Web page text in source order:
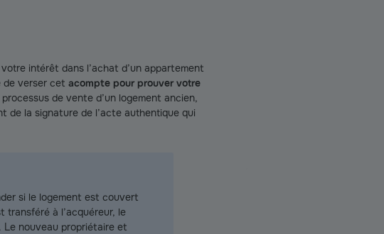
intérêt dans l’achat d’un appartement
de verser cet acompte pour prouver votre
de vente d’un logement ancien,
de la signature de l’acte authentique qui
si le logement est couvert
à l’acquéreur, le
Le nouveau propriétaire et